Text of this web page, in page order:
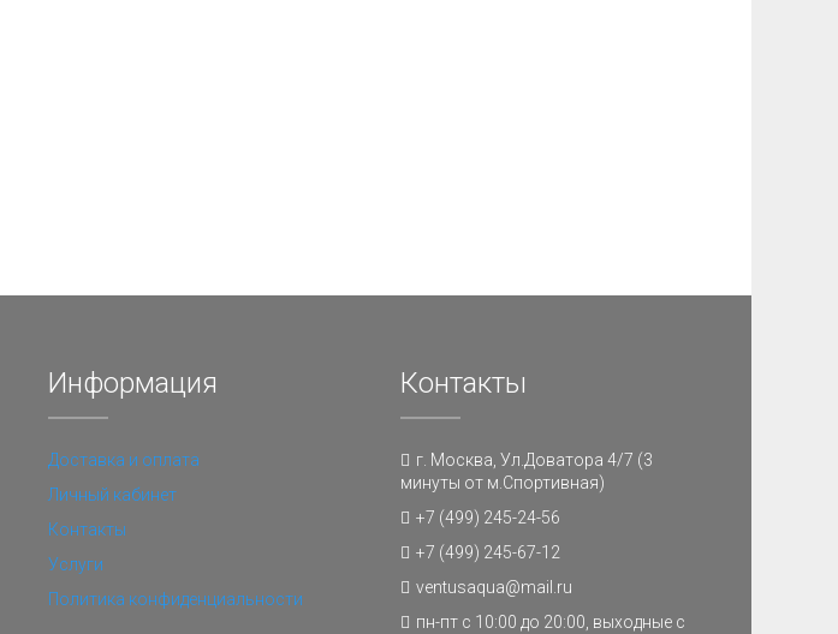
Информация
Доставка и оплата
Личный кабинет
Контакты
Услуги
Политика конфиденциальности
Контакты
г. Москва, Ул.Доватора 4/7 (3
минуты от м.Спортивная)
+7 (499) 245-24-56
+7 (499) 245-67-12
ventusaqua@mail.ru
пн-пт с 10:00 до 20:00, выходные с